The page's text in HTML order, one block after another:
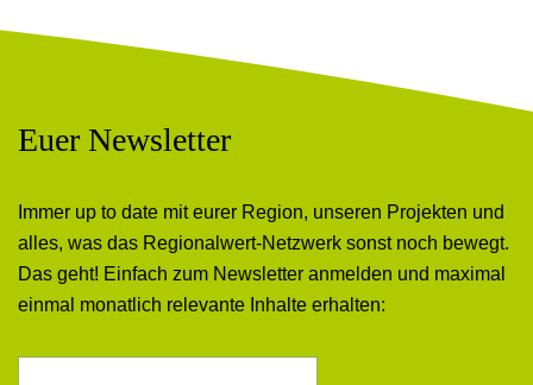
Euer Newsletter
Immer up to date mit eurer Region, unseren Projekten und
alles, was das Regionalwert-Netzwerk sonst noch bewegt.
Das geht! Einfach zum Newsletter anmelden und maximal
einmal monatlich relevante Inhalte erhalten: